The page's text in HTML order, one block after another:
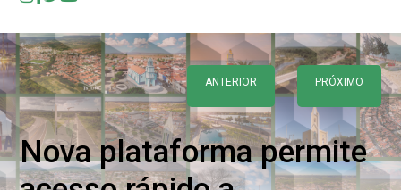
ANTERIOR PRÓXIMO
Nova plataforma permite